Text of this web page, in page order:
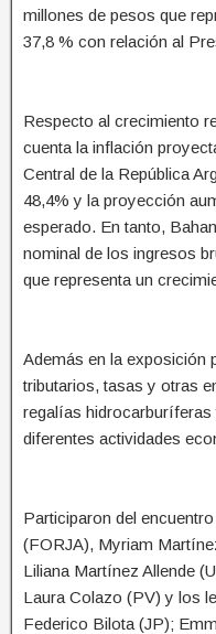
millones de pesos que
37,8 % con relación al
Respecto al crecimiento
cuenta la inflación
Central de la República
48,4% y la proyección
esperado. En tanto,
nominal de los ingresos
que representa un
Además en la exposición
tributarios, tasas y otras
regalías hidrocarburíferas
diferentes actividades
Participaron del
(FORJA), Myriam
Liliana Martínez Allende
Laura Colazo (PV) y los
Federico Bilota (JP);